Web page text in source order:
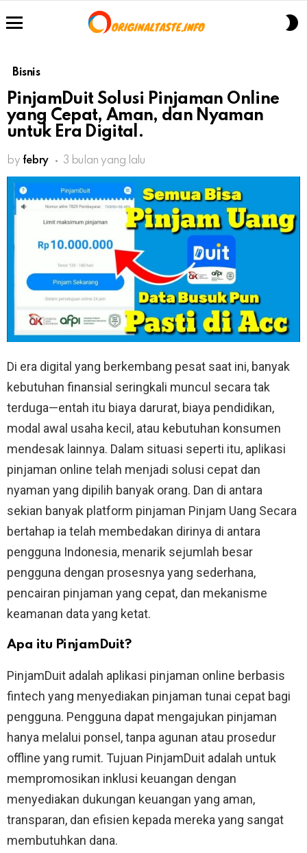
Bisnis
PinjamDuit Solusi Pinjaman Online
yang Cepat, Aman, dan Nyaman
untuk Era Digital.
by febry 3 bulan yang lalu
Di era digital yang berkembang pesat saat ini, banyak
kebutuhan finansial seringkali muncul secara tak
terduga—entah itu biaya darurat, biaya pendidikan,
modal awal usaha kecil, atau kebutuhan konsumen
mendesak lainnya. Dalam situasi seperti itu, aplikasi
pinjaman online telah menjadi solusi cepat dan
nyaman yang dipilih banyak orang. Dan di antara
sekian banyak platform pinjaman Pinjam Uang Secara
bertahap ia telah membedakan dirinya di antara
pengguna Indonesia, menarik sejumlah besar
pengguna dengan prosesnya yang sederhana,
pencairan pinjaman yang cepat, dan mekanisme
keamanan data yang ketat.
Apa itu PinjamDuit?
PinjamDuit adalah aplikasi pinjaman online berbasis
fintech yang menyediakan pinjaman tunai cepat bagi
pengguna. Pengguna dapat mengajukan pinjaman
hanya melalui ponsel, tanpa agunan atau prosedur
offline yang rumit. Tujuan PinjamDuit adalah untuk
mempromosikan inklusi keuangan dengan
menyediakan dukungan keuangan yang aman,
transparan, dan efisien kepada mereka yang sangat
membutuhkan dana.